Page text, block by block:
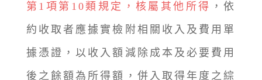
第1項第10類規定，核屬其他所得 ，依
約收取者應據實檢附相關收入及費用單
據憑證，以收入額減除成本及必要費用
後之餘額為所得額，併入取得年度之綜